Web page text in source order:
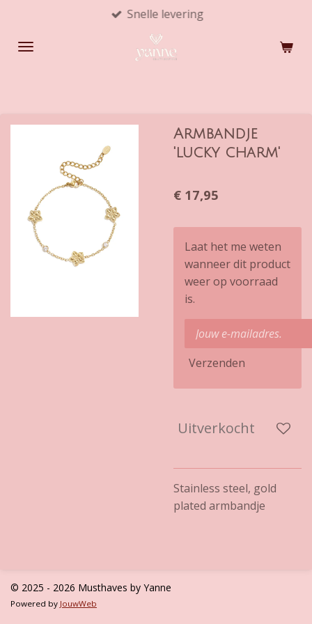
naar
Snelle levering
Armbandje
'lucky charm'
€ 17,95
Laat het me weten
wanneer dit product
weer op voorraad
is.
Verzenden
Uitverkocht
Stainless steel, gold
plated armbandje
© 2025 - 2026 Musthaves by Yanne
Powered by JouwWeb